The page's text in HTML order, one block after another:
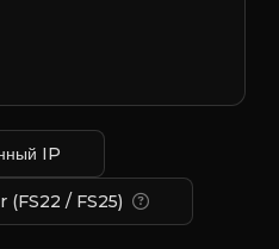
IP
/ FS25)